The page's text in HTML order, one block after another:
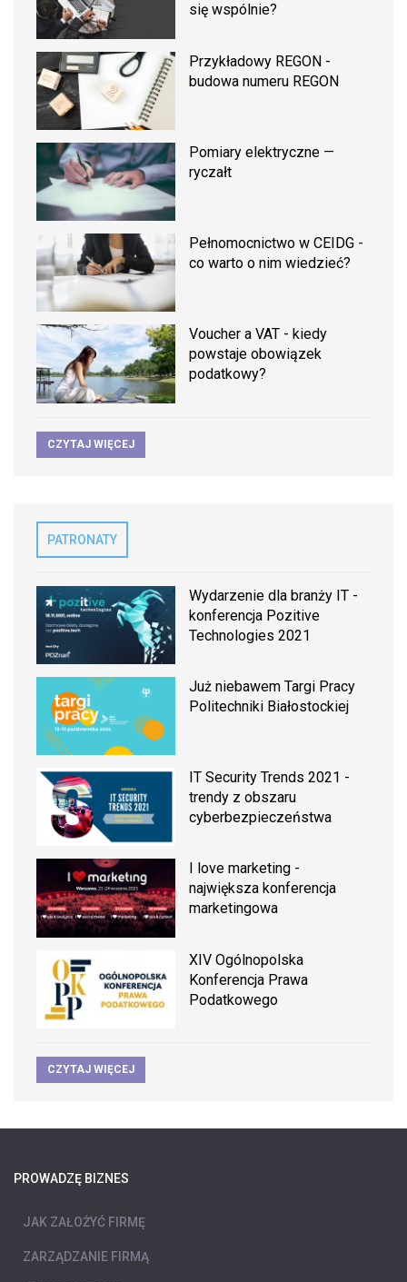
się wspólnie?
Przykładowy REGON -
budowa numeru REGON
Pomiary elektryczne —
ryczałt
Pełnomocnictwo w CEIDG -
co warto o nim wiedzieć?
Voucher a VAT - kiedy
powstaje obowiązek
podatkowy?
CZYTAJ WIĘCEJ
PATRONATY
Wydarzenie dla branży IT -
konferencja Pozitive
Technologies 2021
Już niebawem Targi Pracy
Politechniki Białostockiej
IT Security Trends 2021 -
trendy z obszaru
cyberbezpieczeństwa
I love marketing -
największa konferencja
marketingowa
XIV Ogólnopolska
Konferencja Prawa
Podatkowego
CZYTAJ WIĘCEJ
PROWADZĘ BIZNES
JAK ZAŁOŻYĆ FIRMĘ
ZARZĄDZANIE FIRMĄ